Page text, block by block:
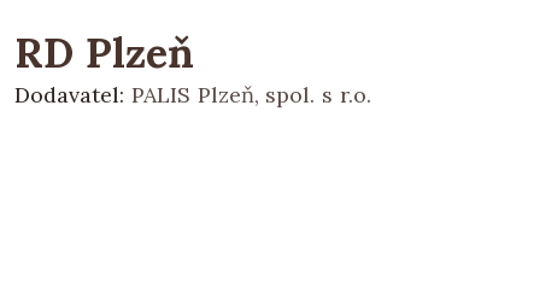
RD Plzeň
Dodavatel: PALIS Plzeň, spol. s r.o.